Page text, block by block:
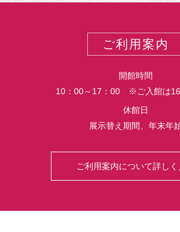
ご利用案内
開館時間
10：00～17：00 ※ご入館は
休館日
展示替え期間、年末年
ご利用案内について詳しく